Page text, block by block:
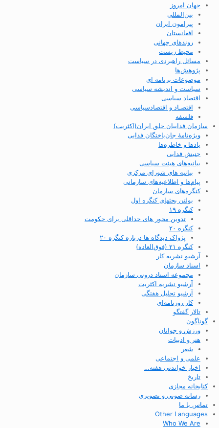
جهان امروز
بین‌المللی
پیرامون ایران
افغانستان
روندهای جهانی
محیط زیست
مسائل راهبردی در سیاست
پژوهش‌ها
موضوعات برنامه ای
سیاست و اندیشه سیاسی
اقتصاد سیاسی
اقتصـاد و اقتصاد‌سیاسی
فلسفه
سازمان فداییان خلق ایران(اکثریت)
ویژه‌نامهٔ جان‌باختگان فدایی
یادها و خاطره‌ها
جنبش فدایی
بیانیه‌های هیئت سیاسی
بیانیه های شورای مرکزی
پیام‌ها و اطلاعیه‌های سازمانی
کنگره‌های سازمان
بولتن بحثهای کنگره اول
کنگره ۱۹
تدوین محور های حداقلی برای حکومت
کنگره ۲۰
پژواک دیدگاه ها درباره کنگره ۲۰
کنگره ۲۱ (فوق‌العاده)
آرشیو نشریه کار
اسناد سازمان
مجموعه اسناد درونی سازمان
آرشیو نشریه اکثریت
آرشیو تحلیل هفتگی
کار روزنامه‌ای
تالار گفتگو
گوناگون
ورزش و جوانان
هنر و ادبیات
شعر
علمی و اجتماعی
اخبار خواندنی هفته…
تاریخ
کتابخانه مجازی
رسانه صوتی و تصویری
تماس با ما
Other Languages
Who We Are